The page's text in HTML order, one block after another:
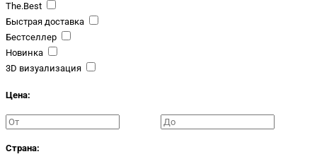
The.Best
Быстрая доставка
Бестселлер
Новинка
3D визуализация
Цена:
Страна: